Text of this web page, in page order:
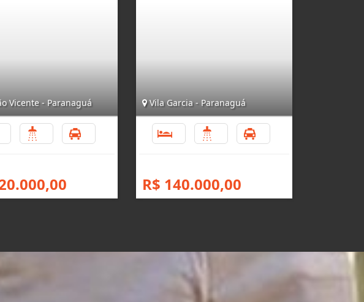
Vicente - Paranaguá Vila Garcia - Paranaguá
R$ 140.000,00